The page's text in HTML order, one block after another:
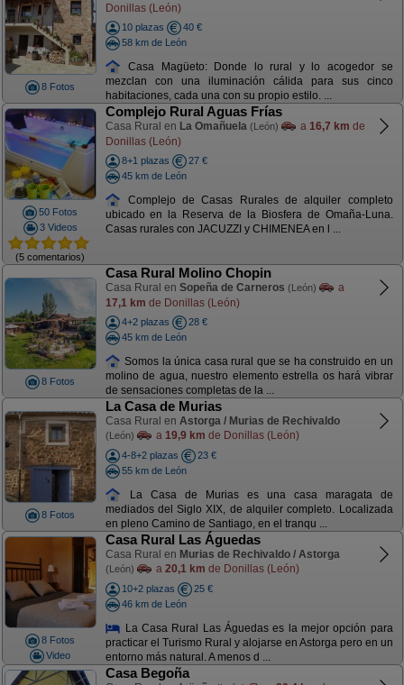
8 Fotos
Donillas (León)
10 plazas
40 €
58 km de León
Casa Magüeto: Donde lo rural y lo acogedor se
mezclan con una iluminación cálida para sus cinco
habitaciones, cada una con su propio estilo. ...
50 Fotos
3 Videos
(5 comentarios)
Complejo Rural Aguas Frías
Casa Rural en La Omañuela (León) a 16,7 km de
Donillas (León)
8+1 plazas
27 €
45 km de León
Complejo de Casas Rurales de alquiler completo
ubicado en la Reserva de la Biosfera de Omaña-Luna.
Casas rurales con JACUZZI y CHIMENEA en l ...
8 Fotos
Casa Rural Molino Chopin
Casa Rural en Sopeña de Carneros (León)
a
17,1 km de Donillas (León)
4+2 plazas
28 €
45 km de León
Somos la única casa rural que se ha construido en un
molino de agua, nuestro elemento estrella os hará vibrar
de sensaciones completas de la ...
8 Fotos
La Casa de Murias
Casa Rural en Astorga / Murias de Rechivaldo
(León) a 19,9 km de Donillas (León)
4-8+2 plazas
23 €
55 km de León
La Casa de Murias es una casa maragata de
mediados del Siglo XIX, de alquiler completo. Localizada
en pleno Camino de Santiago, en el tranqu ...
8 Fotos
Video
Casa Rural Las Águedas
Casa Rural en Murias de Rechivaldo / Astorga
(León) a 20,1 km de Donillas (León)
10+2 plazas
25 €
46 km de León
La Casa Rural Las Águedas es la mejor opción para
practicar el Turismo Rural y alojarse en Astorga pero en un
entorno más natural. A menos d ...
Casa Begoña